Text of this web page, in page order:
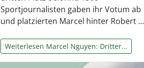
Sportjournalisten gaben ihr Votum ab
und platzierten Marcel hinter Robert ...
Weiterlesen Marcel Nguyen: Dritter...